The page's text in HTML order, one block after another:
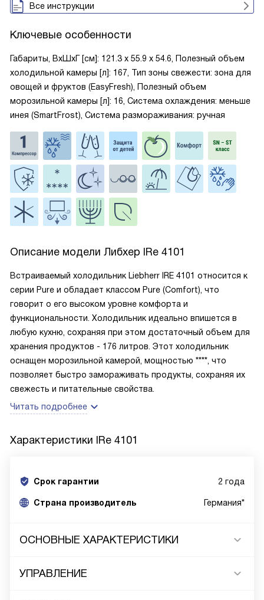
Все инструкции
Ключевые особенности
Габариты, ВxШxГ [см]: 121.3 х 55.9 х 54.6, Полезный объем
холодильной камеры [л]: 167, Тип зоны свежести: зона для
овощей и фруктов (EasyFresh), Полезный объем
морозильной камеры [л]: 16, Система охлаждения: меньше
инея (SmartFrost), Система размораживания: ручная
Описание модели Либхер IRe 4101
Встраиваемый холодильник Liebherr IRE 4101 относится к
серии Pure и обладает классом Pure (Comfort), что
говорит о его высоком уровне комфорта и
функциональности. Холодильник идеально впишется в
любую кухню, сохраняя при этом достаточный объем для
хранения продуктов - 176 литров. Этот холодильник
оснащен морозильной камерой, мощностью ****, что
позволяет быстро замораживать продукты, сохраняя их
свежесть и питательные свойства.
Читать подробнее
Характеристики IRe 4101
Срок гарантии 2 года
Cтрана производитель Германия*
ОСНОВНЫЕ ХАРАКТЕРИСТИКИ
УПРАВЛЕНИЕ